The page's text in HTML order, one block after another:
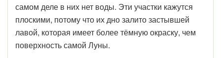
самом деле в них нет воды. Эти участки кажутся
плоскими, потому что их дно залито застывшей
лавой, которая имеет более тёмную окраску, чем
поверхность самой Луны.